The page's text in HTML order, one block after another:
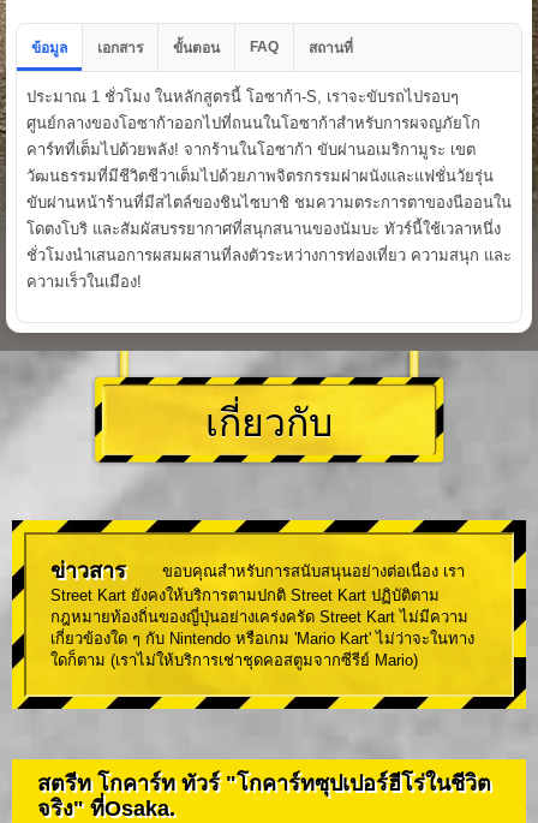
ข้อมูล เอกสาร ขั้นตอน FAQ สถานที่
ประมาณ 1 ชั่วโมง ในหลักสูตรนี้ โอซาก้า-S, เราจะขับรถไปรอบๆ
ศูนย์กลางของโอซาก้าออกไปที่ถนนในโอซาก้าสำหรับการผจญภัยโก
คาร์ทที่เต็มไปด้วยพลัง! จากร้านในโอซาก้า ขับผ่านอเมริกามูระ เขต
วัฒนธรรมที่มีชีวิตชีวาเต็มไปด้วยภาพจิตรกรรมฝาผนังและแฟชั่นวัยรุ่น
ขับผ่านหน้าร้านที่มีสไตล์ของชินไซบาชิ ชมความตระการตาของนีออนใน
โดตงโบริ และสัมผัสบรรยากาศที่สนุกสนานของนัมบะ ทัวร์นี้ใช้เวลาหนึ่ง
ชั่วโมงนำเสนอการผสมผสานที่ลงตัวระหว่างการท่องเที่ยว ความสนุก และ
ความเร็วในเมือง!
เกี่ยวกับ
ข่าวสาร
ขอบคุณสำหรับการสนับสนุนอย่างต่อเนื่อง เรา
Street Kart ยังคงให้บริการตามปกติ Street Kart ปฏิบัติตาม
กฎหมายท้องถิ่นของญี่ปุ่นอย่างเคร่งครัด Street Kart ไม่มีความ
เกี่ยวข้องใด ๆ กับ Nintendo หรือเกม 'Mario Kart' ไม่ว่าจะในทาง
ใดก็ตาม (เราไม่ให้บริการเช่าชุดคอสตูมจากซีรีย์ Mario)
สตรีท โกคาร์ท ทัวร์ "โกคาร์ทซุปเปอร์ฮีโร่ในชีวิต
จริง" ที่Osaka.